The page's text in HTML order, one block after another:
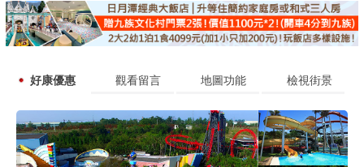
好康優惠 觀看留言 地圖功能 檢視街景